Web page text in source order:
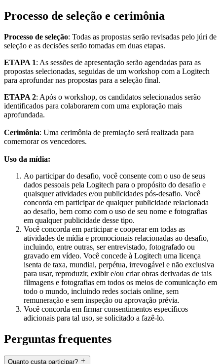
Processo de seleção e cerimônia
Processo de seleção: Todas as propostas serão revisadas pelo júri de
seleção e as decisões serão tomadas em duas etapas.
ETAPA 1: As sessões de apresentação serão agendadas para as
propostas selecionadas, seguidas de um workshop com a Logitech
para aprofundar nas propostas para a seleção final.
ETAPA 2: Após o workshop, os candidatos selecionados serão
identificados para colaborarem com uma exploração mais
aprofundada.
Cerimônia: Uma cerimônia de premiação será realizada para
comemorar os vencedores.
Uso da mídia:
Ao participar do desafio, você consente com o uso de seus
dados pessoais pela Logitech para o propósito do desafio e
quaisquer atividades e/ou publicidades pós-desafio. Você
concorda em participar de qualquer publicidade relacionada
ao desafio, bem como com o uso de seu nome e fotografias
em qualquer publicidade desse tipo.
Você concorda em participar e cooperar em todas as
atividades de mídia e promocionais relacionadas ao desafio,
incluindo, entre outras, ser entrevistado, fotografado ou
gravado em vídeo. Você concede à Logitech uma licença
isenta de taxa, mundial, perpétua, irrevogável e não exclusiva
para usar, reproduzir, exibir e/ou criar obras derivadas de tais
filmagens e fotografias em todos os meios de comunicação em
todo o mundo, incluindo redes sociais online, sem
remuneração e sem inspeção ou aprovação prévia.
Você concorda em firmar consentimentos específicos
adicionais para tal uso, se solicitado a fazê-lo.
Perguntas frequentes
Quanto custa participar?